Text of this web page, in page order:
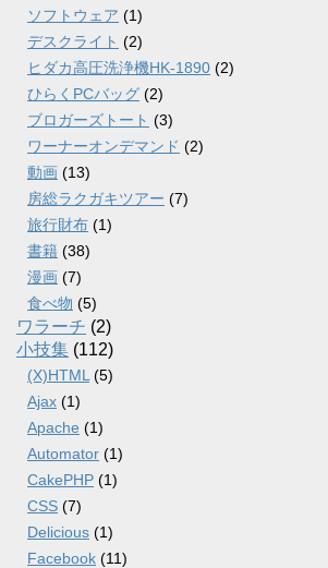
ソフトウェア (1)
デスクライト (2)
ヒダカ高圧洗浄機HK-1890 (2)
ひらくPCバッグ (2)
ブロガーズトート (3)
ワーナーオンデマンド (2)
動画 (13)
房総ラクガキツアー (7)
旅行財布 (1)
書籍 (38)
漫画 (7)
食べ物 (5)
ワラーチ (2)
小技集 (112)
(X)HTML (5)
Ajax (1)
Apache (1)
Automator (1)
CakePHP (1)
CSS (7)
Delicious (1)
Facebook (11)